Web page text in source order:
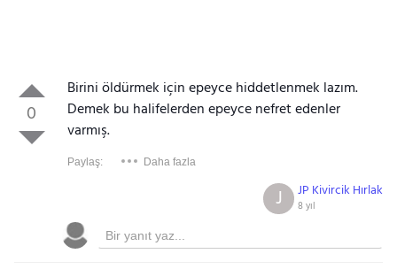
0
Birini öldürmek için epeyce hiddetlenmek lazım.
Demek bu halifelerden epeyce nefret edenler
varmış.
Paylaş: Daha fazla
JP Kivircik Hırlak
8 yıl
J